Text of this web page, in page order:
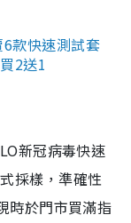
款快速測試套
2送1
新冠病毒快速
採樣，準確性
時於門市買滿指